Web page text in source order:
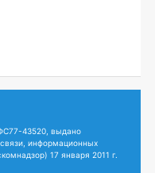
43520, выдано
информационных
17 января 2011 г.